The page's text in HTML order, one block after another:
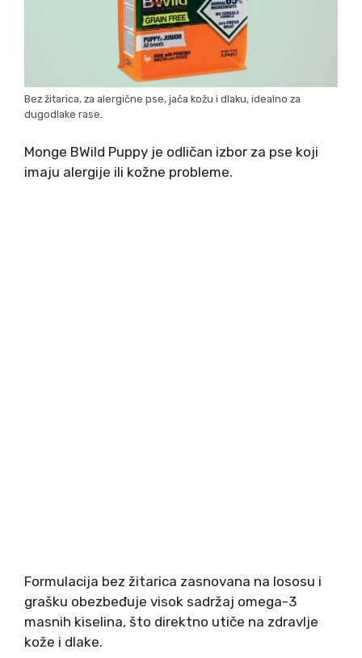
Bez žitarica, za alergične pse, jača kožu i dlaku, idealno za
dugodlake rase.
Monge BWild Puppy je odličan izbor za pse koji
imaju alergije ili kožne probleme.
Formulacija bez žitarica zasnovana na lososu i
grašku obezbeđuje visok sadržaj omega-3
masnih kiselina, što direktno utiče na zdravlje
kože i dlake.